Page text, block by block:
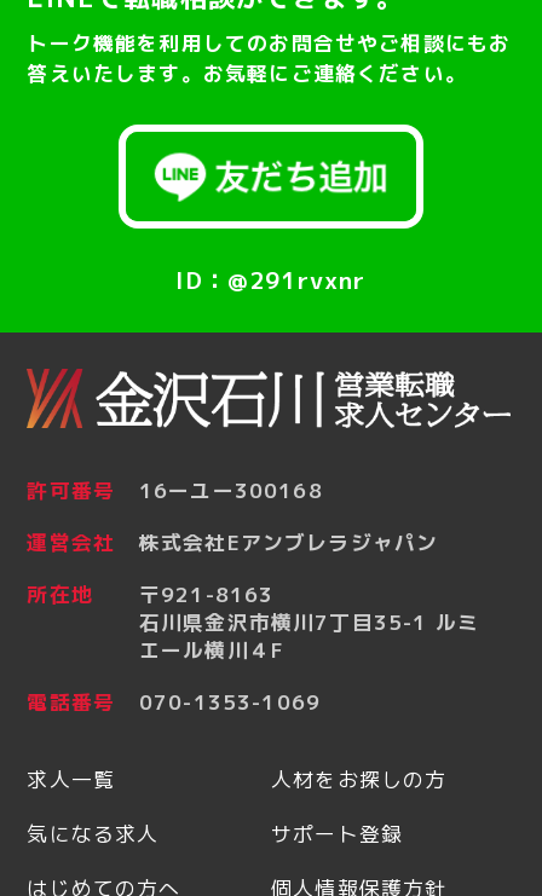
トーク機能を利用してのお問合せやご相談にもお
答えいたします。お気軽にご連絡ください。
ID：@291rvxnr
許可番号
16ーユー300168
運営会社
株式会社Eアンブレラジャパン
所在地
〒921-8163
石川県金沢市横川7丁目35-1 ルミ
エール横川４F
電話番号
070-1353-1069
求人一覧
気になる求人
はじめての方へ
人材をお探しの方
サポート登録
個人情報保護方針